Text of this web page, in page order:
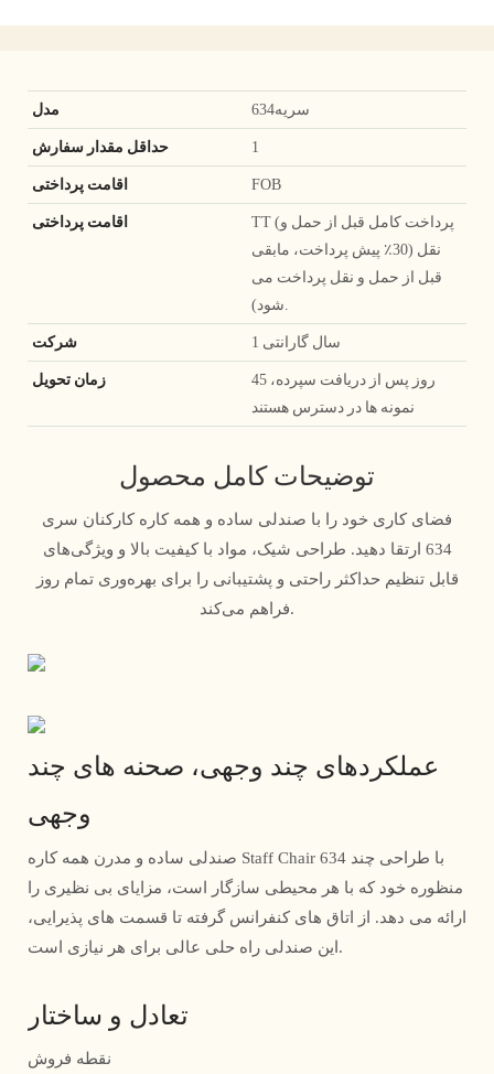
سریه634
1
FOB
TT (پرداخت کامل قبل از حمل و
نقل (30٪ پیش پرداخت، مابقی
قبل از حمل و نقل پرداخت می
شود).
1 سال گارانتی
45 روز پس از دریافت سپرده،
نمونه ها در دسترس هستند
توضیحات کامل محصول
فضای کاری خود را با صندلی ساده و همه کاره کارکنان سری
634 ارتقا دهید. طراحی شیک، مواد با کیفیت بالا و ویژگی‌های
قابل تنظیم حداکثر راحتی و پشتیبانی را برای بهره‌وری تمام روز
فراهم می‌کند.
عملکردهای چند وجهی، صحنه های چند
وجهی
صندلی ساده و مدرن همه کاره Staff Chair 634 با طراحی چند
منظوره خود که با هر محیطی سازگار است، مزایای بی نظیری را
ارائه می دهد. از اتاق های کنفرانس گرفته تا قسمت های پذیرایی،
این صندلی راه حلی عالی برای هر نیازی است.
تعادل و ساختار
نقطه فروش